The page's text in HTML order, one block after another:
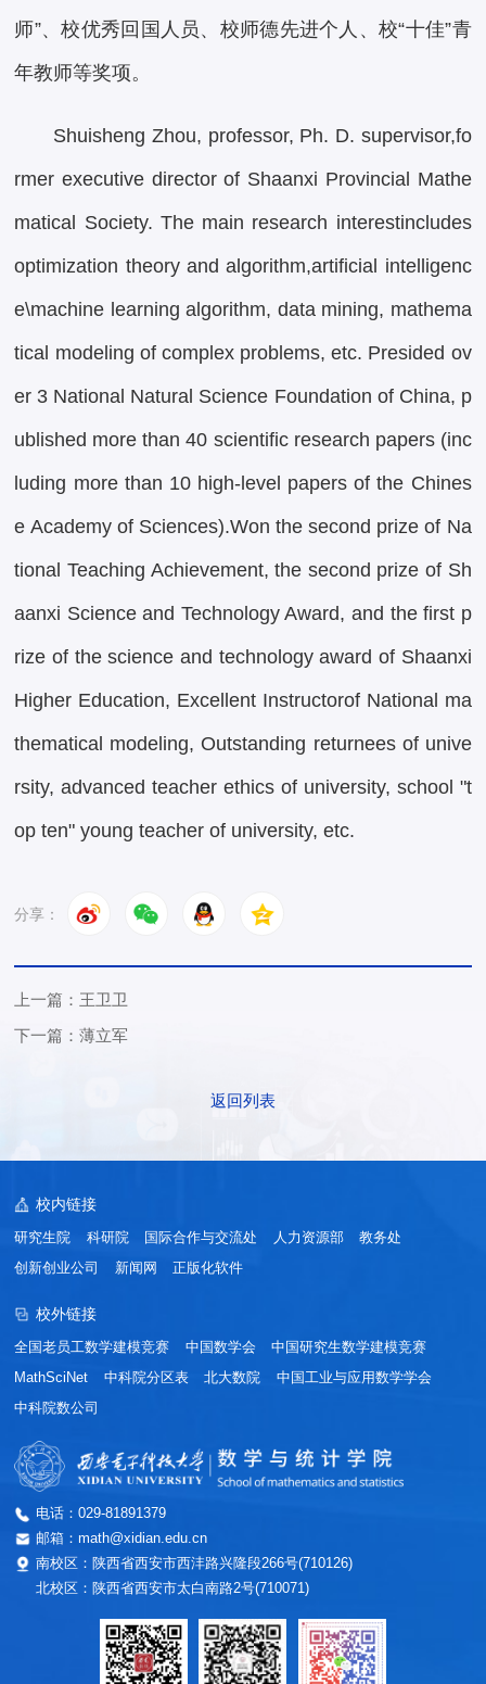
师”、校优秀回国人员、校师德先进个人、校“十佳”青
年教师等奖项。
Shuisheng Zhou, professor, Ph. D. supervisor,fo
rmer executive director of Shaanxi Provincial Mathe
matical Society. The main research interestincludes
optimization theory and algorithm,artificial intelligenc
e\machine learning algorithm, data mining, mathema
tical modeling of complex problems, etc. Presided ov
er 3 National Natural Science Foundation of China, p
ublished more than 40 scientific research papers (inc
luding more than 10 high-level papers of the Chines
e Academy of Sciences).Won the second prize of Na
tional Teaching Achievement, the second prize of Sh
aanxi Science and Technology Award, and the first p
rize of the science and technology award of Shaanxi
Higher Education, Excellent Instructorof National ma
thematical modeling, Outstanding returnees of unive
rsity, advanced teacher ethics of university, school "t
op ten" young teacher of university, etc.
分享：
上一篇：王卫卫
下一篇：薄立军
返回列表
电话：029-81891379
邮箱：math@xidian.edu.cn
南校区：陕西省西安市西沣路兴隆段266号(710126)
北校区：陕西省西安市太白南路2号(710071)
校内链接
研究生院 科研院 国际合作与交流处 人力资源部
教务处
创新创业公司
新闻网 正版化软件
校外链接
全国老员工数学建模竞赛 中国数学会
中国研究生数学建模竞赛
MathSciNet
中科院分区表 北大数院
中国工业与应用数学学会
中科院数公司